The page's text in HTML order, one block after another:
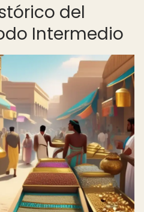
del
Intermedio